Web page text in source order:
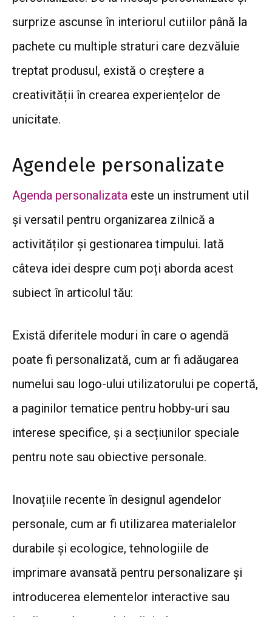
surprize ascunse în interiorul cutiilor până la
pachete cu multiple straturi care dezvăluie
treptat produsul, există o creștere a
creativității în crearea experiențelor de
unicitate.
Agendele personalizate
Agenda personalizata este un instrument util
și versatil pentru organizarea zilnică a
activităților și gestionarea timpului. Iată
câteva idei despre cum poți aborda acest
subiect în articolul tău:
Există diferitele moduri în care o agendă
poate fi personalizată, cum ar fi adăugarea
numelui sau logo-ului utilizatorului pe copertă,
a paginilor tematice pentru hobby-uri sau
interese specifice, și a secțiunilor speciale
pentru note sau obiective personale.
Inovațiile recente în designul agendelor
personale, cum ar fi utilizarea materialelor
durabile și ecologice, tehnologiile de
imprimare avansată pentru personalizare și
introducerea elementelor interactive sau